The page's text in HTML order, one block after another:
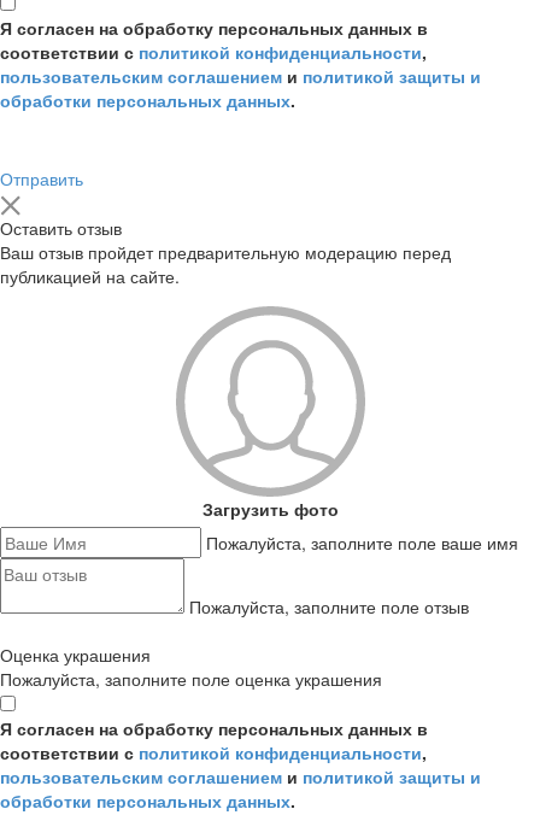
Я согласен на обработку персональных данных в
соответствии с политикой конфиденциальности,
пользовательским соглашением и политикой защиты и
обработки персональных данных.
Отправить
Оставить отзыв
Ваш отзыв пройдет предварительную модерацию перед
публикацией на сайте.
Загрузить фото
Пожалуйста, заполните поле ваше имя
Пожалуйста, заполните поле отзыв
Оценка украшения
Пожалуйста, заполните поле оценка украшения
Я согласен на обработку персональных данных в
соответствии с политикой конфиденциальности,
пользовательским соглашением и политикой защиты и
обработки персональных данных.